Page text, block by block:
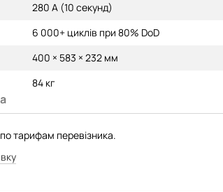
280 А (10 секунд)
6 000+ циклів при 80% DoD
400 × 583 × 232 мм
84 кг
тарифам перевізника.